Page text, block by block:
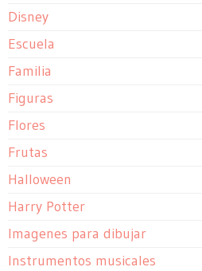
Disney
Escuela
Familia
Figuras
Flores
Frutas
Halloween
Harry Potter
Imagenes para dibujar
Instrumentos musicales